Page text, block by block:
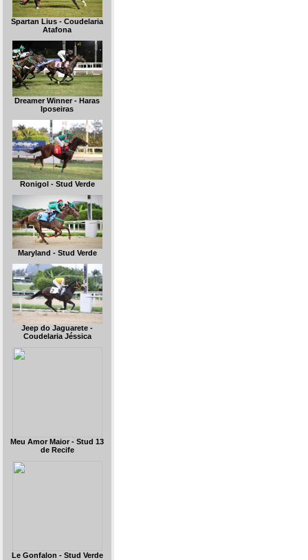
Spartan Lius - Coudelaria
Atafona
Dreamer Winner - Haras
Iposeiras
Ronigol - Stud Verde
Maryland - Stud Verde
Jeep do Jaguarete -
Coudelaria Jéssica
Meu Amor Maior - Stud 13
de Recife
Le Gonfalon - Stud Verde